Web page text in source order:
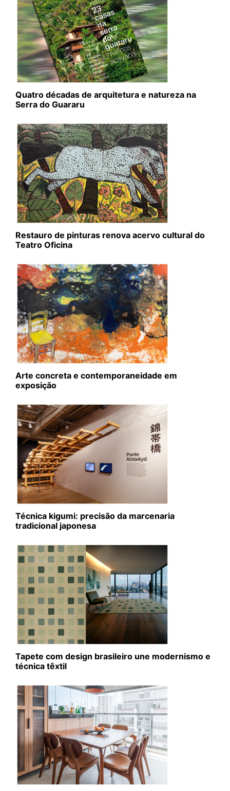
Quatro décadas de arquitetura e natureza na
Serra do Guararu
Restauro de pinturas renova acervo cultural do
Teatro Oficina
Arte concreta e contemporaneidade em
exposição
Técnica kigumi: precisão da marcenaria
tradicional japonesa
Tapete com design brasileiro une modernismo e
técnica têxtil